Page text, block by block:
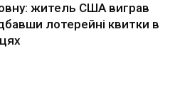
житель США виграв
лотерейні квитки в